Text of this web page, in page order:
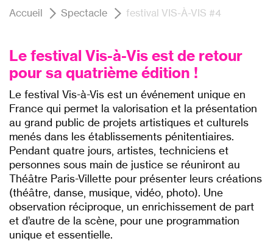
Accueil Spectacle festival VIS-À-VIS #4
Le festival Vis-à-Vis est de retour
pour sa quatrième édition !
Le festival Vis-à-Vis est un événement unique en
France qui permet la valorisation et la présentation
au grand public de projets artistiques et culturels
menés dans les établissements pénitentiaires.
Pendant quatre jours, artistes, techniciens et
personnes sous main de justice se réuniront au
Théâtre Paris-Villette pour présenter leurs créations
(théâtre, danse, musique, vidéo, photo). Une
observation réciproque, un enrichissement de part
et d’autre de la scène, pour une programmation
unique et essentielle.